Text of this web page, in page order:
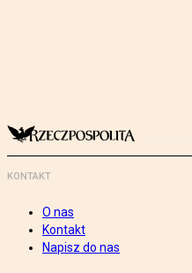
KONTAKT
O nas
Kontakt
Napisz do nas